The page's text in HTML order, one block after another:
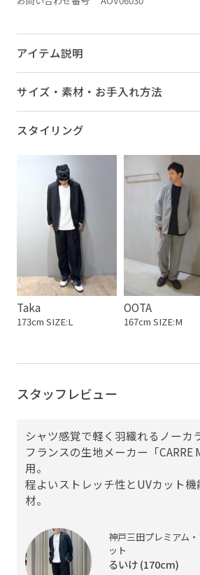
アイテム説明
サイズ・素材・お手入れ方法
スタイリング
Taka
173cm SIZE:L
OOTA
167cm SIZE:M
スタッフレビュー
シャツ感覚で軽く羽織れるノーカ
フランスの生地メーカー「CARRE
用。
程よいストレッチ性とUVカット
材。
神戸三田プレミアム
ット
るいけ (170cm)